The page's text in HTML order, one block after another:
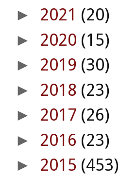
► 2021 (20)
► 2020 (15)
► 2019 (30)
► 2018 (23)
► 2017 (26)
► 2016 (23)
► 2015 (453)